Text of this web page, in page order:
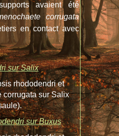
avaient été
corrugata
en contact avec
rhododendri et
corrugata sur Salix